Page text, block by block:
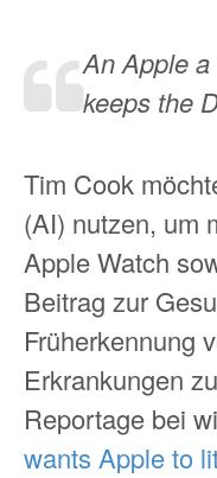
An Apple a
keeps the
Tim Cook
(AI) nutzen, um
Apple Watch
Beitrag zur
Früherkennung
Erkrankungen
Reportage bei
wants Apple to